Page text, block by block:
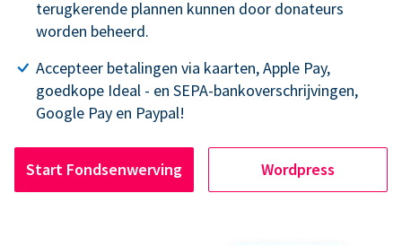
terugkerende plannen kunnen door donateurs
worden beheerd.
Accepteer betalingen via kaarten, Apple Pay,
goedkope Ideal - en SEPA-bankoverschrijvingen,
Google Pay en Paypal!
Start Fondsenwerving Wordpress